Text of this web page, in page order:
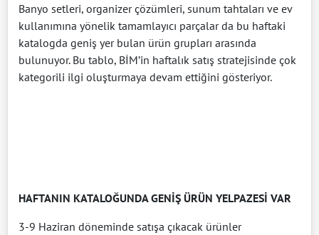
Banyo setleri, organizer çözümleri, sunum tahtaları ve ev
kullanımına yönelik tamamlayıcı parçalar da bu haftaki
katalogda geniş yer bulan ürün grupları arasında
bulunuyor. Bu tablo, BİM’in haftalık satış stratejisinde çok
kategorili ilgi oluşturmaya devam ettiğini gösteriyor.
HAFTANIN KATALOĞUNDA GENİŞ ÜRÜN YELPAZESİ VAR
3-9 Haziran döneminde satışa çıkacak ürünler